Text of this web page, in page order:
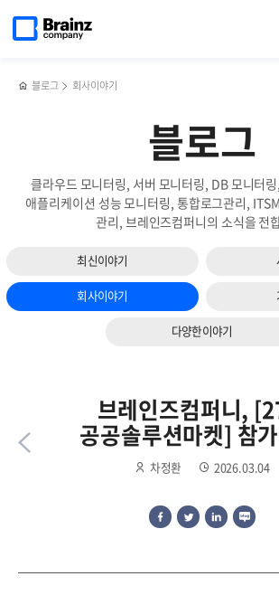
페이지로
블로그 회사이야기
블로그
클라우드 모니터링, 서버 모니터링, DB 모니터
애플리케이션 성능 모니터링, 통합로그관리,
관리, 브레인즈컴퍼니의 소식을 전
최신이야기
회사이야기
다양한이야기
모니터링에서
Zenius가
3가지
브레인즈컴퍼니,
공공솔루션마켓] 참
차정환 2026.03.04
반복되는
다음
슬라이드